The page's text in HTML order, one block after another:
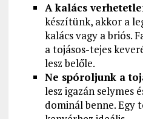
A kalács
készítünk, akkor a
kalács vagy a briós.
a tojásos-tejes
lesz belőle.
Ne spóroljunk a
lesz igazán selymes
dominál benne. Egy